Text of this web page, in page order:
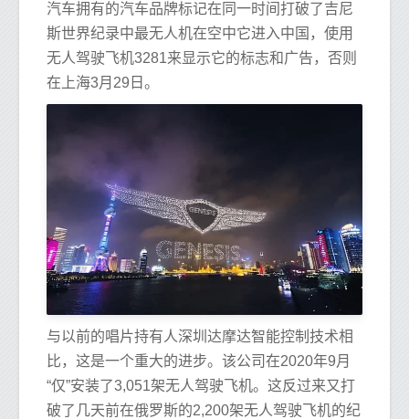
汽车拥有的汽车品牌标记在同一时间打破了吉尼
斯世界纪录中最无人机在空中它进入中国，使用
无人驾驶飞机3281来显示它的标志和广告，否则
在上海3月29日。
与以前的唱片持有人深圳达摩达智能控制技术相
比，这是一个重大的进步。该公司在2020年9月
“仅”安装了3,051架无人驾驶飞机。这反过来又打
破了几天前在俄罗斯的2,200架无人驾驶飞机的纪